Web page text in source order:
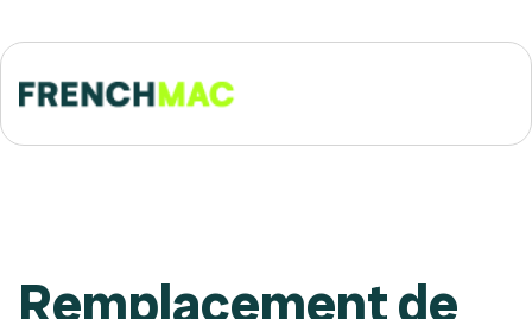
Remplacement de